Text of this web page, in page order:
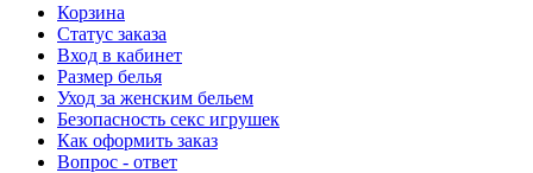
Корзина
Статус заказа
Вход в кабинет
Размер белья
Уход за женским бельем
Безопасность секс игрушек
Как оформить заказ
Вопрос - ответ